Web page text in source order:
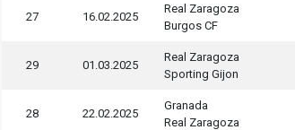
27 16.02.2025
Real Zaragoza
Burgos CF
29 01.03.2025
Real Zaragoza
Sporting Gijon
28 22.02.2025
Granada
Real Zaragoza